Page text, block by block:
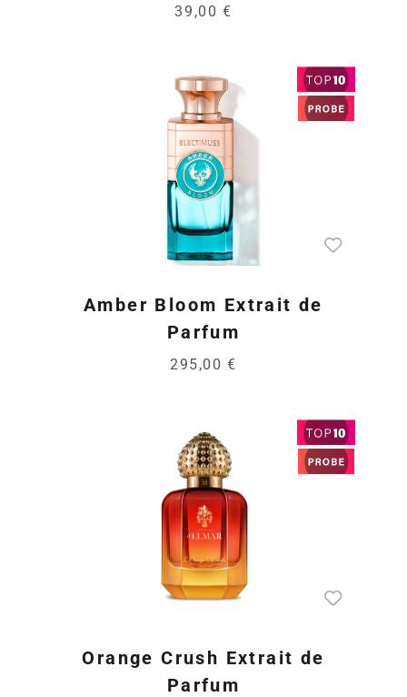
39,00 €
Amber Bloom Extrait de
Parfum
295,00 €
Orange Crush Extrait de
Parfum